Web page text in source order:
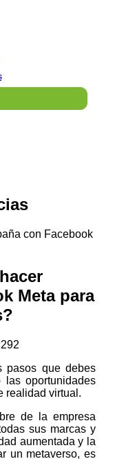
Meta para
pasos que debes
las oportunidades
realidad virtual.
de la empresa
sus marcas y
aumentada y la
un metaverso, es